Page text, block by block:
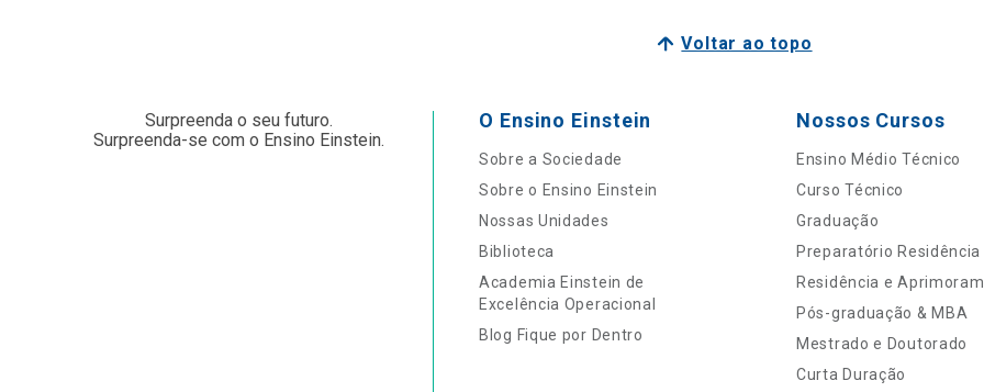
Voltar ao topo
Surpreenda o seu futuro.
Surpreenda-se com o Ensino Einstein.
O Ensino Einstein
Sobre a Sociedade
Sobre o Ensino Einstein
Nossas Unidades
Biblioteca
Academia Einstein de
Excelência Operacional
Blog Fique por Dentro
Nossos Cursos
Ensino Médio Técnico
Curso Técnico
Graduação
Preparatório Residência
Residência e
Pós-graduação & MBA
Mestrado e Doutorado
Curta Duração